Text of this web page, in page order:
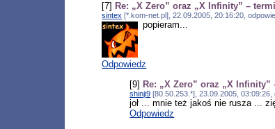
[7] Re: „X Zero” oraz „X Infinity” –
sintex [*.kom-net.pl], 22.09.2005, 20:16:20,
popieram...
Odpowiedz
[9] Re: „X Zero” oraz „X
shinji9 [80.50.253.*], 23.09.2005,
joł ... mnie też jakoś nie rusza ...
Odpowiedz